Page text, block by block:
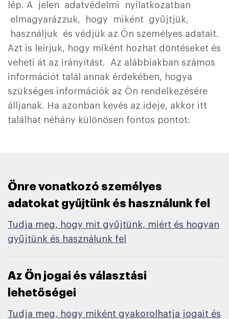
lép. A jelen adatvédelmi nyilatkozatban
elmagyarázzuk, hogy miként gyűjtjük,
használjuk és védjük az Ön személyes adatait.
Azt is leírjuk, hogy miként hozhat döntéseket és
veheti át az irányítást. Az alábbiakban számos
információt talál annak érdekében, hogya
szükséges információk az Ön rendelkezésére
álljanak. Ha azonban kevés az ideje, akkor itt
találhat néhány különösen fontos pontot:
Önre vonatkozó személyes
adatokat gyűjtünk és használunk fel ​
Tudja meg, hogy mit gyűjtünk, miért és hogyan
gyűjtünk és használunk fel
Az Ön jogai és választási
lehetőségei​
Tudja meg, hogy miként gyakorolhatja jogait és